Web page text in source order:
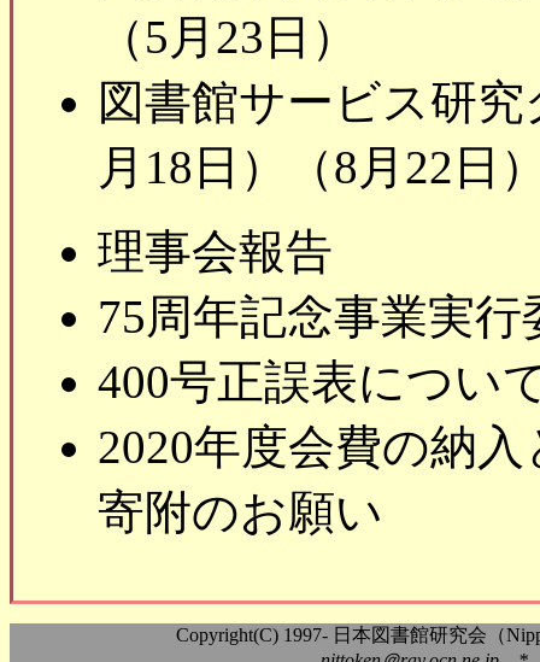
（5月23日）
図書館サービス研
月18日）（8月22日
理事会報告
75周年記念事業実行
400号正誤表につい
2020年度会費の納
寄附のお願い
Copyright(C) 1997- 日本図書館研究会（